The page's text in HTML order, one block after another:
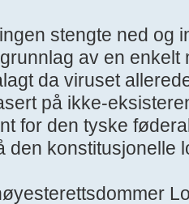
stengte ned og
av en enkelt
da viruset
på ikke-
for den tyske
den konstitusjonelle